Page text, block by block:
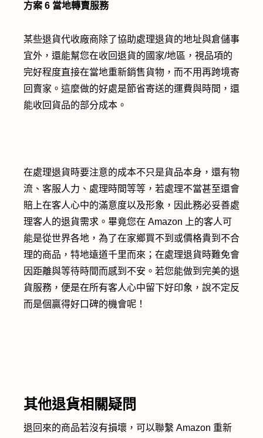
方案 6 當地轉賣服務
某些退貨代收廠商除了協助處理退貨的地址與倉儲事
宜外，還能幫您在收回退貨的國家/地區，視品項的
完好程度直接在當地重新銷售貨物，而不用再跨境寄
回賣家。這麼做的好處是節省寄送的運費與時間，還
能收回貨品的部分成本。
在處理退貨時要注意的成本不只是貨品本身，還有物
流、客服人力、處理時間等等，若處理不當甚至還會
賠上在客人心中的滿意度以及形象，因此務必妥善處
理客人的退貨需求。畢竟您在 Amazon 上的客人可
能是從世界各地，為了在家鄉買不到或價格貴到不合
理的商品，特地遠道千里而來；在處理退貨時難免會
因距離與等待時間而感到不安。若您能做到完美的退
貨服務，便是在所有客人心中留下好印象，說不定反
而是個贏得好口碑的機會呢！
其他退貨相關疑問
退回來的商品若沒有損壞，可以聯繫 Amazon 重新